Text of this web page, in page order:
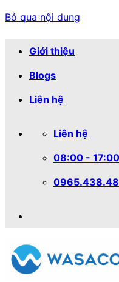
Bỏ qua nội dung
Giới thiệu
Blogs
Liên hệ
Liên hệ
08:00 - 17:00